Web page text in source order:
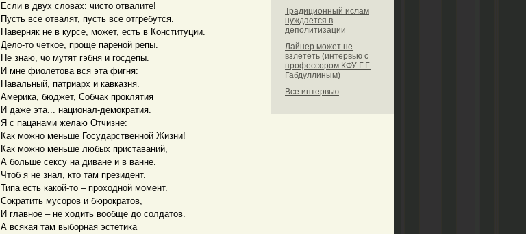
Если в двух словах: чисто отвалите!
Пусть все отвалят, пусть все отгребутся.
Наверняк не в курсе, может, есть в Конституции.
Дело-то четкое, проще пареной репы.
Не знаю, чо мутят гэбня и госдепы.
И мне фиолетова вся эта фигня:
Навальный, патриарх и кавказня.
Америка, бюджет, Собчак проклятия
И даже эта... национал-демократия.
Я с пацанами желаю Отчизне:
Как можно меньше Государственной Жизни!
Как можно меньше любых приставаний,
А больше сексу на диване и в ванне.
Чтоб я не знал, кто там президент.
Типа есть какой-то – проходной момент.
Сократить мусоров и бюрократов,
И главное – не ходить вообще до солдатов.
А всякая там выборная эстетика
Традиционный ислам
нуждается в
деполитизации
Лайнер может не
взлететь (интервью с
профессором КФУ Г.Г.
Габдуллиным)
Все интервью